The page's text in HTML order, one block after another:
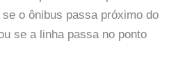
o ônibus passa próximo do
se a linha passa no ponto